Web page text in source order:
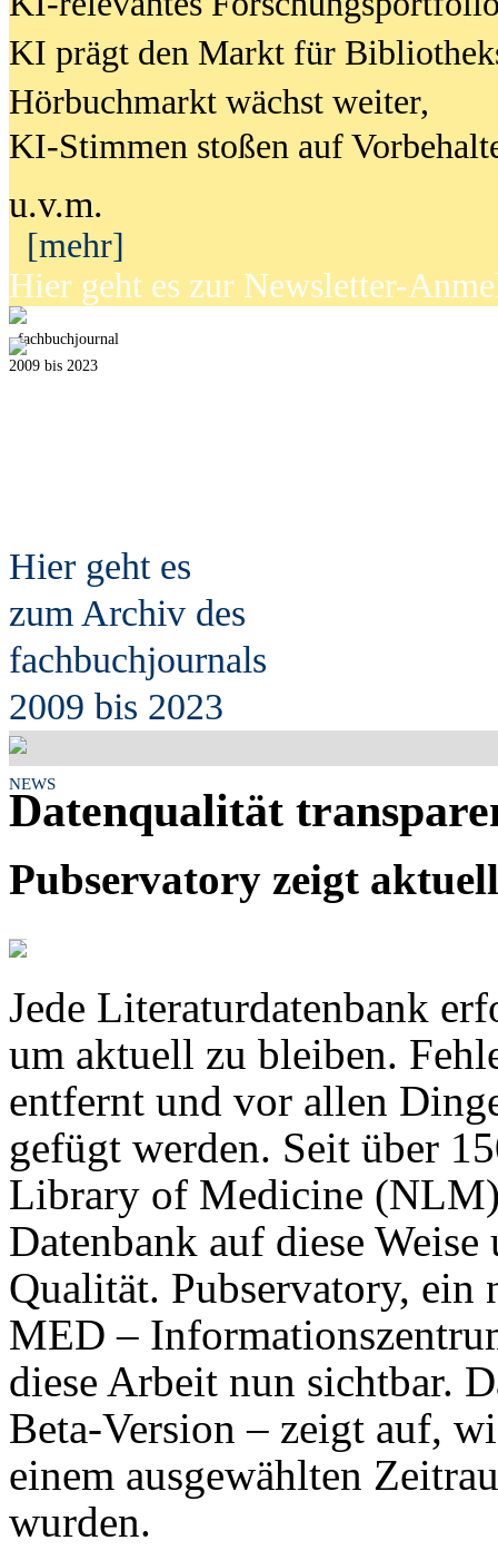
KI prägt den Markt für
Hörbuchmarkt wächst weiter,
KI-Stimmen stoßen auf
u.v.m.
[mehr]
Hier geht es zur Newsletter-
fachbuchjournal
2009 bis 2023
Hier geht es
zum Archiv des
fachbuchjournals
2009 bis 2023
NEWS
Datenqualität
Pubservatory zeigt
Jede Literaturdatenbank
um aktuell zu bleiben.
entfernt und vor allen
gefügt werden. Seit über
Library of Medicine
Datenbank auf diese
Qualität. Pubservatory,
MED –
diese Arbeit nun sichtbar.
Beta-Version – zeigt auf,
einem ausgewählten
wurden.